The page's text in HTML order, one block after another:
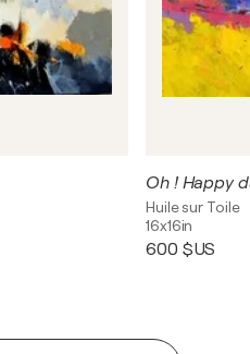
Oh ! Happy
Huile sur Toile
16x16in
600 $US